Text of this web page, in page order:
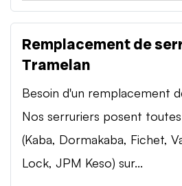
Remplacement de
Tramelan
Besoin d'un remplacement
Nos serruriers posent
(Kaba, Dormakaba, Fichet,
Lock, JPM Keso) sur...